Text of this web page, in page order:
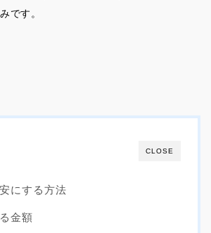
です。
CLOSE
にする方法
金額